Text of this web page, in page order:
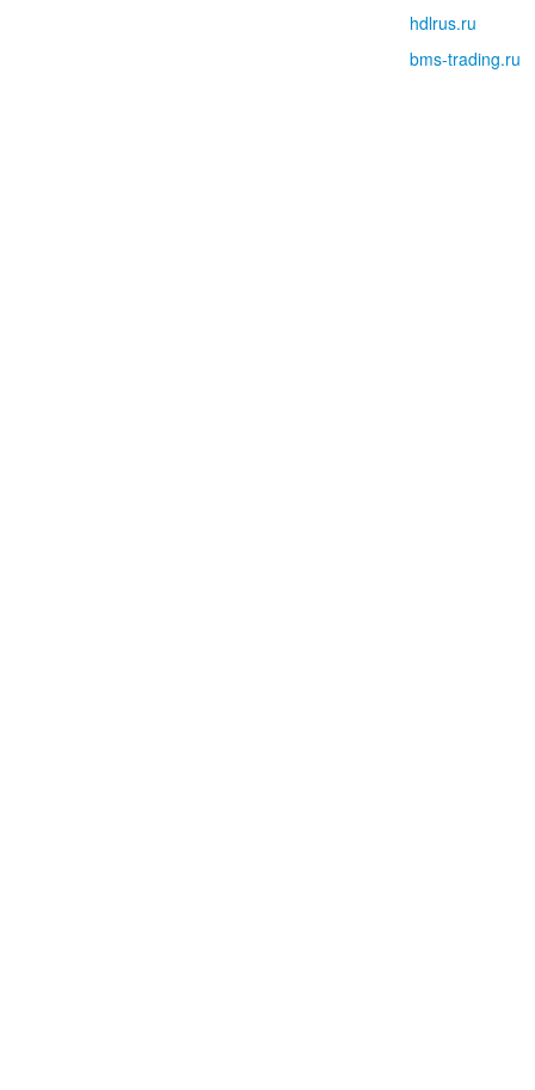
hdlrus.ru
bms-trading.ru